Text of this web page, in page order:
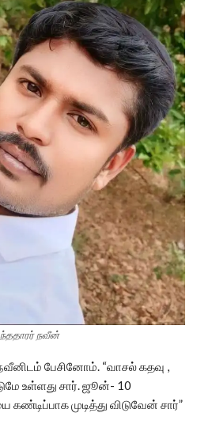
நவீன்
பேசினோம். “வாசல் கதவு ,
உள்ளது சார். ஜூன்- 10
முடித்து விடுவேன் சார்”